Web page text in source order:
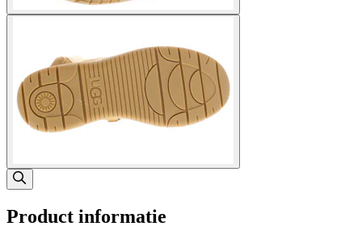
Product informatie